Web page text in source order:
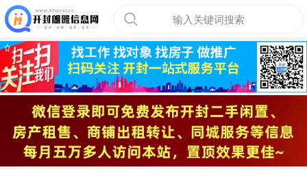
输入关键词搜索